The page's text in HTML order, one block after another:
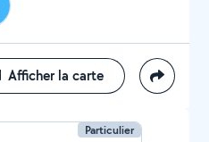
Afficher la carte
Particulier